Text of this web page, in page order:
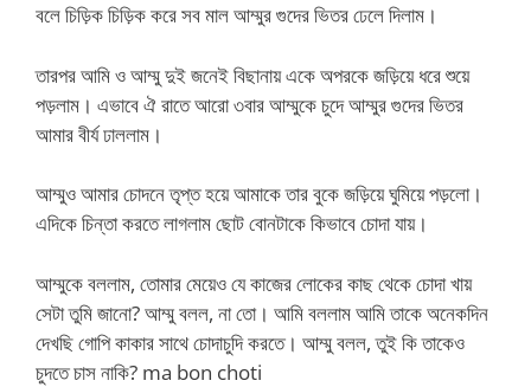
বলে চিড়িক চিড়িক করে সব মাল আম্মুর গুদের ভিতর ঢেলে দিলাম।
তারপর আমি ও আম্মু দুই জনেই বিছানায় একে অপরকে জড়িয়ে ধরে শুয়ে
পড়লাম। এভাবে ঐ রাতে আরো ৩বার আম্মুকে চুদে আম্মুর গুদের ভিতর
আমার বীর্য ঢাললাম।
আম্মুও আমার চোদনে তৃপ্ত হয়ে আমাকে তার বুকে জড়িয়ে ঘুমিয়ে পড়লো।
এদিকে চিন্তা করতে লাগলাম ছোট বোনটাকে কিভাবে চোদা যায়।
আম্মুকে বললাম, তোমার মেয়েও যে কাজের লোকের কাছ থেকে চোদা খায়
সেটা তুমি জানো? আম্মু বলল, না তো। আমি বললাম আমি তাকে অনেকদিন
দেখছি গোপি কাকার সাথে চোদাচুদি করতে। আম্মু বলল, তুই কি তাকেও
চুদতে চাস নাকি? ma bon choti